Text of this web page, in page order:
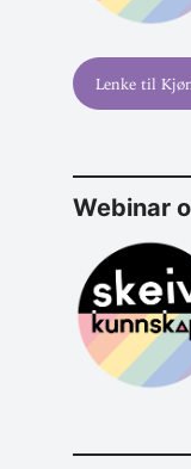
Lenke til
Webinar